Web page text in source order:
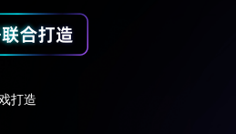
打造